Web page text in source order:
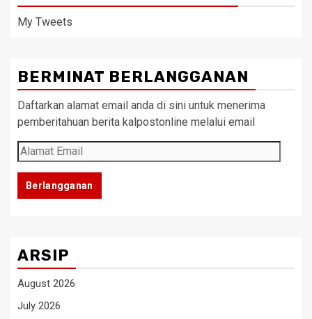
My Tweets
BERMINAT BERLANGGANAN
Daftarkan alamat email anda di sini untuk menerima
pemberitahuan berita kalpostonline melalui email
Alamat
Email
Berlangganan
ARSIP
August 2026
July 2026